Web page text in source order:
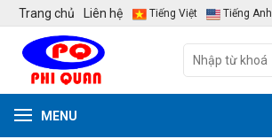
Trang chủ Liên hệ Tiếng Việt Tiếng Anh
MENU